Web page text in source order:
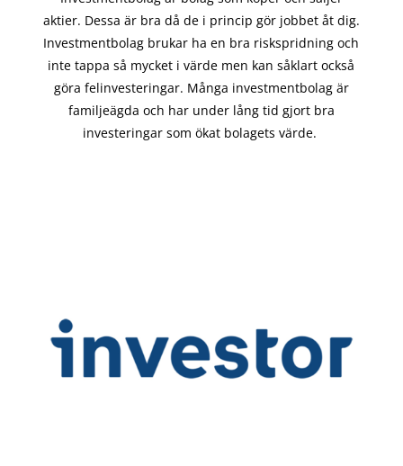
aktier. Dessa är bra då de i princip görjobbet åt dig.
Investmentbolag brukar ha en bra riskspridning och
inte tappa så mycket i värde men kan såklart också
göra felinvesteringar. Många investmentbolag är
familjeägda och har under lång tid gjort bra
investeringar som ökat bolagets värde.